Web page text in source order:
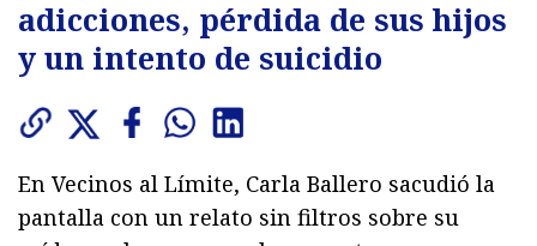
adicciones, pérdida de sus hijos
y un intento de suicidio
En Vecinos al Límite, Carla Ballero sacudió la
pantalla con un relato sin filtros sobre su